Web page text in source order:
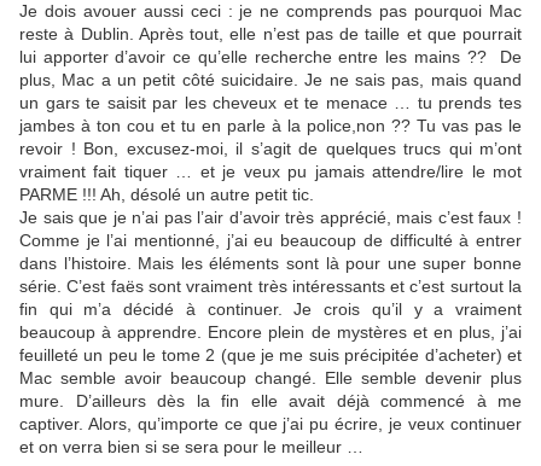
Je dois avouer aussi ceci : je ne comprends pas pourquoi Mac
reste à Dublin. Après tout, elle n’est pas de taille et que pourrait
lui apporter d’avoir ce qu’elle recherche entre les mains ?? De
plus, Mac a un petit côté suicidaire. Je ne sais pas, mais quand
un gars te saisit par les cheveux et te menace … tu prends tes
jambes à ton cou et tu en parle à la police,non ?? Tu vas pas le
revoir ! Bon, excusez-moi, il s’agit de quelques trucs qui m’ont
vraiment fait tiquer … et je veux pu jamais attendre/lire le mot
PARME !!! Ah, désolé un autre petit tic.
Je sais que je n’ai pas l’air d’avoir très apprécié, mais c’est faux !
Comme je l’ai mentionné, j’ai eu beaucoup de difficulté à entrer
dans l’histoire. Mais les éléments sont là pour une super bonne
série. C’est faës sont vraiment très intéressants et c’est surtout la
fin qui m’a décidé à continuer. Je crois qu’il y a vraiment
beaucoup à apprendre. Encore plein de mystères et en plus, j’ai
feuilleté un peu le tome 2 (que je me suis précipitée d’acheter) et
Mac semble avoir beaucoup changé. Elle semble devenir plus
mure. D’ailleurs dès la fin elle avait déjà commencé à me
captiver. Alors, qu’importe ce que j’ai pu écrire, je veux continuer
et on verra bien si se sera pour le meilleur …